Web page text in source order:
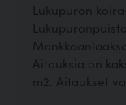
Lukupuron
Aitauksia on
m2. Aitaukset